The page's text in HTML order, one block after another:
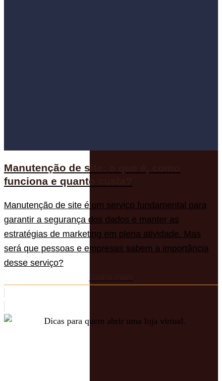
Manutenção de site: o que é, como
funciona e quanto custa?
Manutenção de site é um serviço fundamental para
garantir a segurança dos dados e manter as
estratégias de marketing em plena atividade. Mas
será que pessoas e empresas sabem a importância
desse serviço?